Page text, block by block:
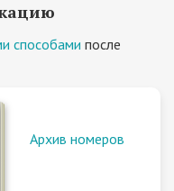
способами после
Архив номеров